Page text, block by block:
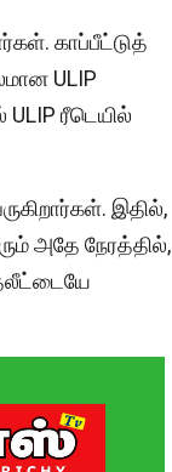
காப்பீட்டுத்
ULIP
ரீடெயில்
இதில்,
அதே நேரத்தில்,